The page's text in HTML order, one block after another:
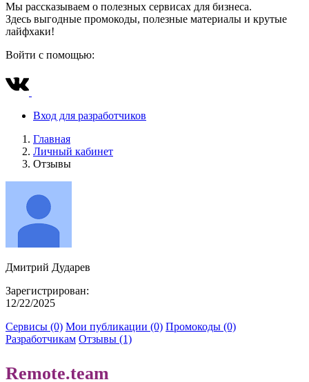
Мы рассказываем о полезных сервисах для бизнеса.
Здесь выгодные промокоды, полезные материалы и крутые
лайфхаки!
Войти с помощью:
Вход для разработчиков
Главная
Личный кабинет
Отзывы
Дмитрий Дударев
Зарегистрирован:
12/22/2025
Сервисы (0) Мои публикации (0) Промокоды (0)
Разработчикам Отзывы (1)
Remote.team